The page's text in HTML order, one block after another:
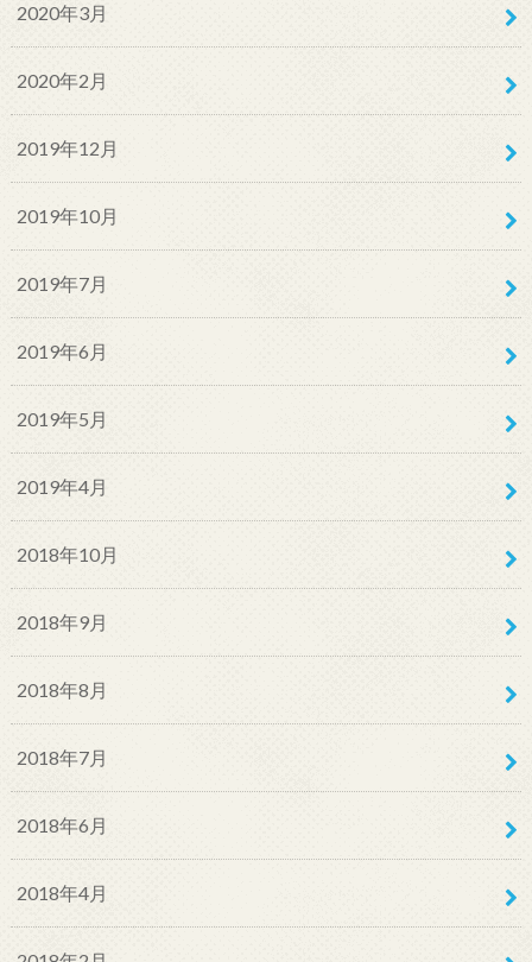
2020年3月
2020年2月
2019年12月
2019年10月
2019年7月
2019年6月
2019年5月
2019年4月
2018年10月
2018年9月
2018年8月
2018年7月
2018年6月
2018年4月